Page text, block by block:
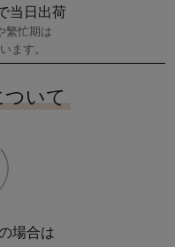
当日出荷
繁忙期は
ます。
いて
場合は